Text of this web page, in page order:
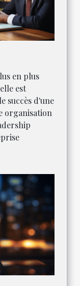
en plus
est
succès d'une
organisation